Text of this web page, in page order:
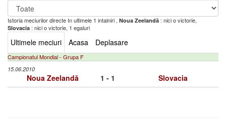
Istoria meciurilor directe In ultimele 1 intalniri , Noua Zeelandă : nici o victorie,
Slovacia : nici o victorie, 1 egaluri
Ultimele meciuri Acasa Deplasare
Campionatul Mondial - Grupa F
15.06.2010
Noua Zeelandă 1 - 1 Slovacia